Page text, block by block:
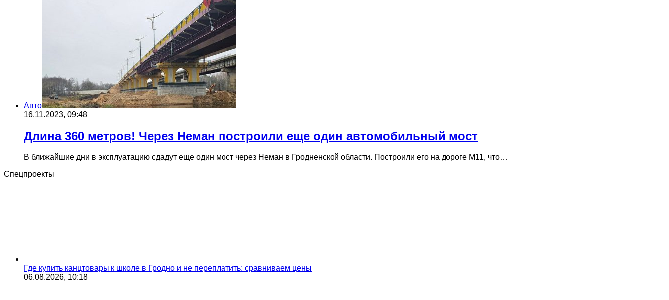
Авто
16.11.2023, 09:48
Длина 360 метров! Через Неман построили еще один автомобильный мост
В ближайшие дни в эксплуатацию сдадут еще один мост через Неман в Гродненской области. Построили его на дороге М11, что…
Спецпроекты
Где купить канцтовары к школе в Гродно и не переплатить: сравниваем цены
06.08.2026, 10:18